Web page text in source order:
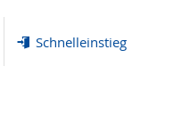
Schnelleinstieg